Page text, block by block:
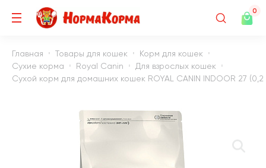
0
Главная Товары для кошек
Корм для кошек
Сухие корма
Royal Canin
Для взрослых кошек
Сухой корм для домашних кошек ROYAL CANIN INDOOR 27 (0,2